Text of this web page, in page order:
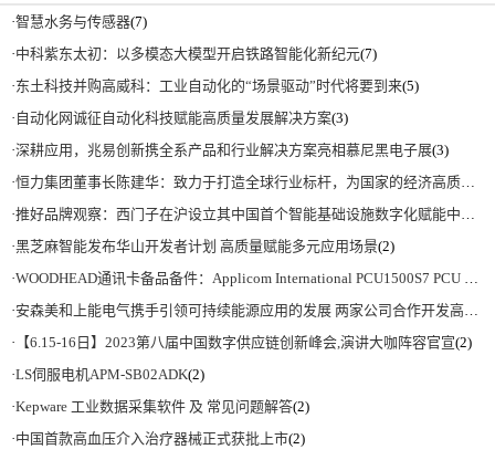
·智慧水务与传感器(7)
·中科紫东太初：以多模态大模型开启铁路智能化新纪元(7)
·东土科技并购高威科：工业自动化的“场景驱动”时代将要到来(5)
· 自动化网诚征自动化科技赋能高质量发展解决方案(3)
·深耕应用，兆易创新携全系产品和行业解决方案亮相慕尼黑电子展(3)
·恒力集团董事长陈建华：致力于打造全球行业标杆，为国家的经济高质量发展贡献更大力量|上海电气集团党委书记、董事长吴磊来访
·推好品牌观察：西门子在沪设立其中国首个智能基础设施数字化赋能中心
·黑芝麻智能发布华山开发者计划 高质量赋能多元应用场景(2)
·WOODHEAD通讯卡备品备件：Applicom International PCU1500S7 PCU 1500 S7 V4.5.0
·安森美和上能电气携手引领可持续能源应用的发展 两家公司合作开发高性能储能和太阳能组串式逆变器方案 以实现可持续的未来
· 【6.15-16日】2023第八届中国数字供应链创新峰会,演讲大咖阵容官宣(2)
·LS伺服电机APM-SB02ADK(2)
·Kepware 工业数据采集软件 及 常见问题解答(2)
·中国首款高血压介入治疗器械正式获批上市(2)